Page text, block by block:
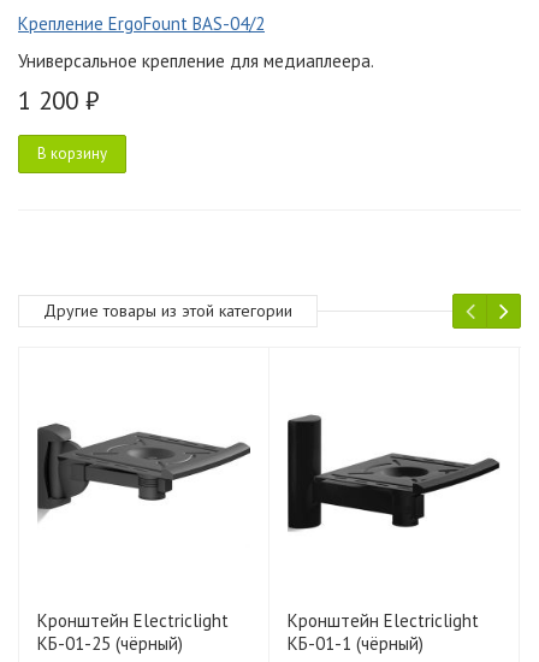
Крепление ErgoFount BAS-04/2
Универсальное крепление для медиаплеера.
1 200 ₽
В корзину
Другие товары из этой категории
Кронштейн Electriclight
КБ-01-25 (чёрный)
Кронштейн Electriclight
КБ-01-1 (чёрный)